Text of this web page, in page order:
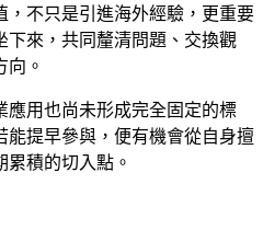
，不只是引進海外經驗，更重要
下來，共同釐清問題、交換觀
向。
應用也尚未形成完全固定的標
提早參與，便有機會從自身擅
積的切入點。